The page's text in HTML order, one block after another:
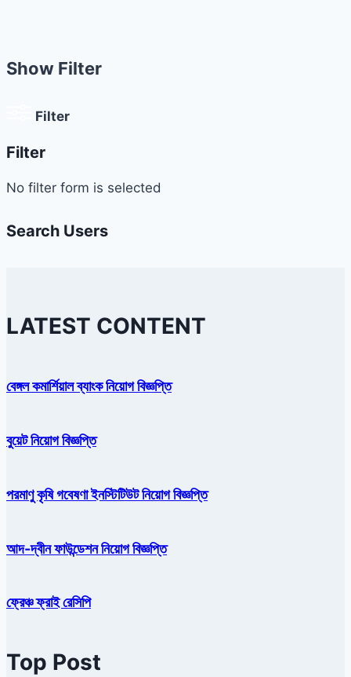
Show Filter
Filter
Filter
No filter form is selected
Search Users
LATEST CONTENT
বেঙ্গল কমার্শিয়াল ব্যাংক নিয়োগ বিজ্ঞপ্তি
বুয়েট নিয়োগ বিজ্ঞপ্তি
পরমাণু কৃষি গবেষণা ইনস্টিটিউট নিয়োগ বিজ্ঞপ্তি
আদ-দ্বীন ফাউন্ডেশন নিয়োগ বিজ্ঞপ্তি
ফ্রেঞ্চ ফ্রাই রেসিপি
Top Post